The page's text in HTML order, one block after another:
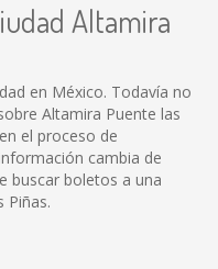
Altamira
en México. Todavía no
Altamira Puente las
el proceso de
cambia de
buscar boletos a una
Piñas.